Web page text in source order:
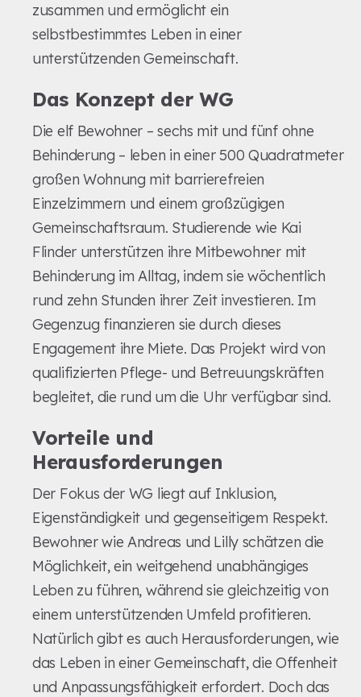
zusammen und ermöglicht ein
selbstbestimmtes Leben in einer
unterstützenden Gemeinschaft.
Das Konzept der WG
Die elf Bewohner – sechs mit und fünf ohne
Behinderung – leben in einer 500 Quadratmeter
großen Wohnung mit barrierefreien
Einzelzimmern und einem großzügigen
Gemeinschaftsraum. Studierende wie Kai
Flinder unterstützen ihre Mitbewohner mit
Behinderung im Alltag, indem sie wöchentlich
rund zehn Stunden ihrer Zeit investieren. Im
Gegenzug finanzieren sie durch dieses
Engagement ihre Miete. Das Projekt wird von
qualifizierten Pflege- und Betreuungskräften
begleitet, die rund um die Uhr verfügbar sind.
Vorteile und
Herausforderungen
Der Fokus der WG liegt auf Inklusion,
Eigenständigkeit und gegenseitigem Respekt.
Bewohner wie Andreas und Lilly schätzen die
Möglichkeit, ein weitgehend unabhängiges
Leben zu führen, während sie gleichzeitig von
einem unterstützenden Umfeld profitieren.
Natürlich gibt es auch Herausforderungen, wie
das Leben in einer Gemeinschaft, die Offenheit
und Anpassungsfähigkeit erfordert. Doch das